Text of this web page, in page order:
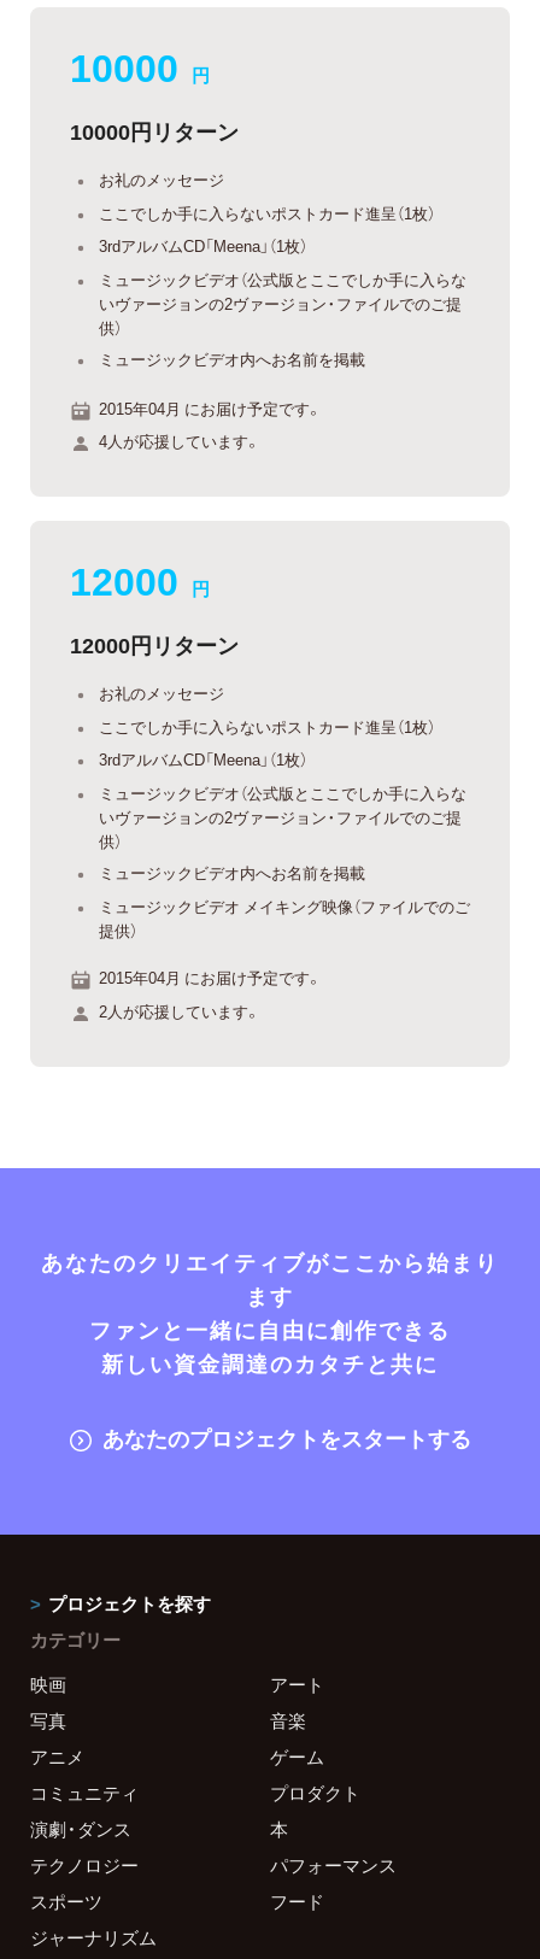
10000 円
10000円リターン
お礼のメッセージ
ここでしか手に入らないポストカード進呈（1枚）
3rdアルバムCD「Meena」（1枚）
ミュージックビデオ（公式版とここでしか手に入らな
いヴァージョンの2ヴァージョン・ファイルでのご提
供）
ミュージックビデオ内へお名前を掲載
2015年04月 にお届け予定です。
4人が応援しています。
12000 円
12000円リターン
お礼のメッセージ
ここでしか手に入らないポストカード進呈（1枚）
3rdアルバムCD「Meena」（1枚）
ミュージックビデオ（公式版とここでしか手に入らな
いヴァージョンの2ヴァージョン・ファイルでのご提
供）
ミュージックビデオ内へお名前を掲載
ミュージックビデオ メイキング映像（ファイルでのご
提供）
2015年04月 にお届け予定です。
2人が応援しています。
あなたのクリエイティブがここから始まり
ます
ファンと一緒に自由に創作できる
新しい資金調達のカタチと共に
あなたのプロジェクトをスタートする
プロジェクトを探す
カテゴリー
映画
アート
写真
音楽
アニメ
ゲーム
コミュニティ
プロダクト
演劇・ダンス
本
テクノロジー
パフォーマンス
スポーツ
フード
ジャーナリズム